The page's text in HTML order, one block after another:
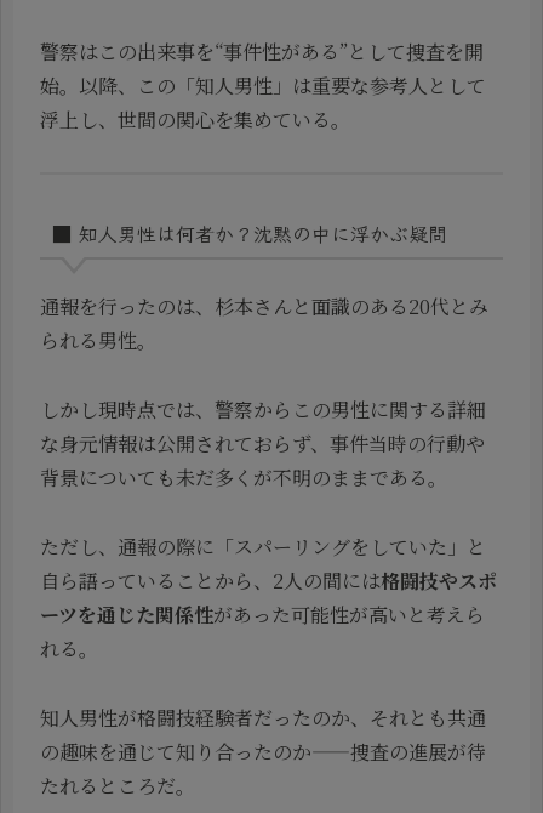
警察はこの出来事を“事件性がある”として捜査を開
始。以降、この「知人男性」は重要な参考人として
浮上し、世間の関心を集めている。
■ 知人男性は何者か？沈黙の中に浮かぶ疑問
通報を行ったのは、杉本さんと面識のある20代とみ
られる男性。
しかし現時点では、警察からこの男性に関する詳細
な身元情報は公開されておらず、事件当時の行動や
背景についても未だ多くが不明のままである。
ただし、通報の際に「スパーリングをしていた」と
自ら語っていることから、2人の間には格闘技やスポ
ーツを通じた関係性があった可能性が高いと考えら
れる。
知人男性が格闘技経験者だったのか、それとも共通
の趣味を通じて知り合ったのか——捜査の進展が待
たれるところだ。